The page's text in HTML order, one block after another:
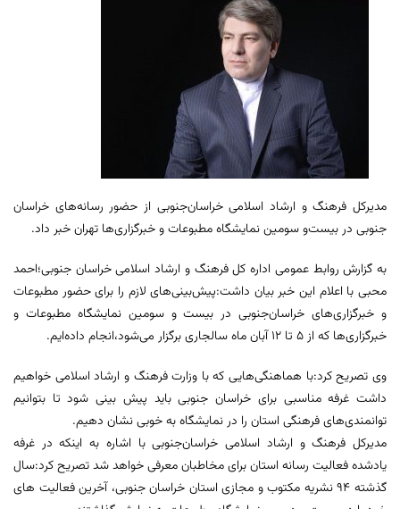
مدیرکل فرهنگ و ارشاد اسلامی خراسان‌جنوبی از حضور رسانه‌های خراسان
جنوبی در بیست‌و سومین نمایشگاه مطبوعات و خبرگزاری‌ها تهران خبر داد.
به گزارش روابط عمومی اداره کل فرهنگ و ارشاد اسلامی خراسان جنوبی؛احمد
محبی با اعلام این خبر بیان داشت:پیش‌بینی‌های لازم را برای حضور مطبوعات
و خبرگزاری‌های خراسان‌جنوبی در بیست‌ و سومین نمایشگاه مطبوعات و
خبرگزاری‌ها که از ٥ تا ١٢ آبان ماه سالجاری برگزار می‌شود،انجام داده‌ایم.
وی تصریح کرد:با هماهنگی‌هایی که با وزارت فرهنگ و ارشاد اسلامی خواهیم
داشت غرفه‌ مناسبی برای خراسان‌ جنوبی باید پیش بینی شود تا بتوانیم
توانمندی‌های فرهنگی استان را در نمایشگاه به خوبی نشان دهیم.
مدیرکل فرهنگ و ارشاد اسلامی خراسان‌جنوبی با اشاره به اینکه در غرفه
یادشده فعالیت رسانه استان برای مخاطبان معرفی خواهد شد تصریح کرد:سال
گذشته ٩٤ نشریه مکتوب و مجازی استان خراسان جنوبی، آخرین فعالیت های